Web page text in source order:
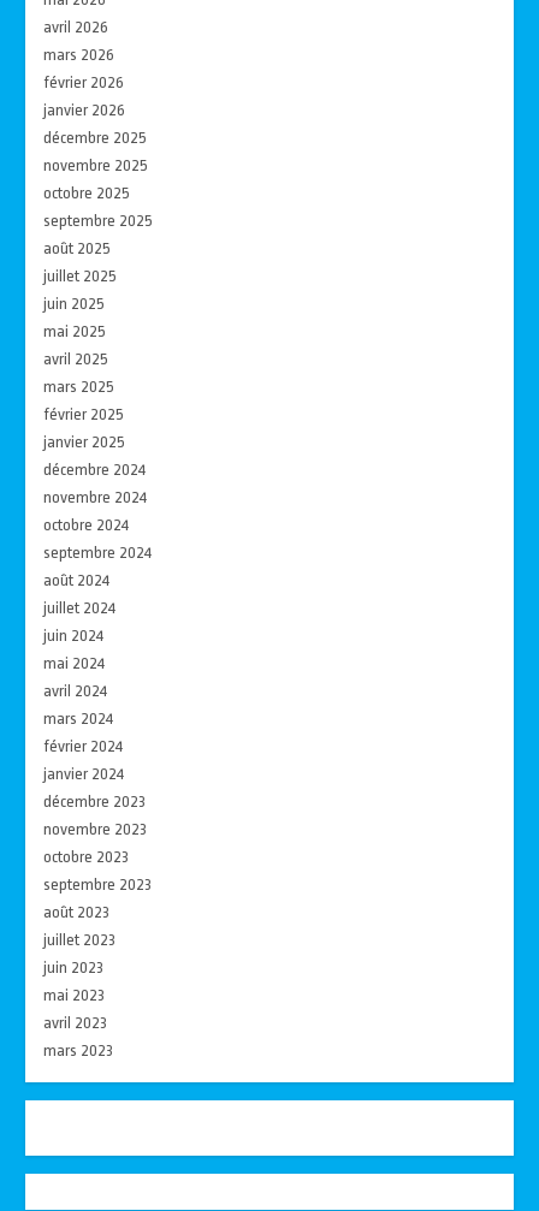
avril 2026
mars 2026
février 2026
janvier 2026
décembre 2025
novembre 2025
octobre 2025
septembre 2025
août 2025
juillet 2025
juin 2025
mai 2025
avril 2025
mars 2025
février 2025
janvier 2025
décembre 2024
novembre 2024
octobre 2024
septembre 2024
août 2024
juillet 2024
juin 2024
mai 2024
avril 2024
mars 2024
février 2024
janvier 2024
décembre 2023
novembre 2023
octobre 2023
septembre 2023
août 2023
juillet 2023
juin 2023
mai 2023
avril 2023
mars 2023